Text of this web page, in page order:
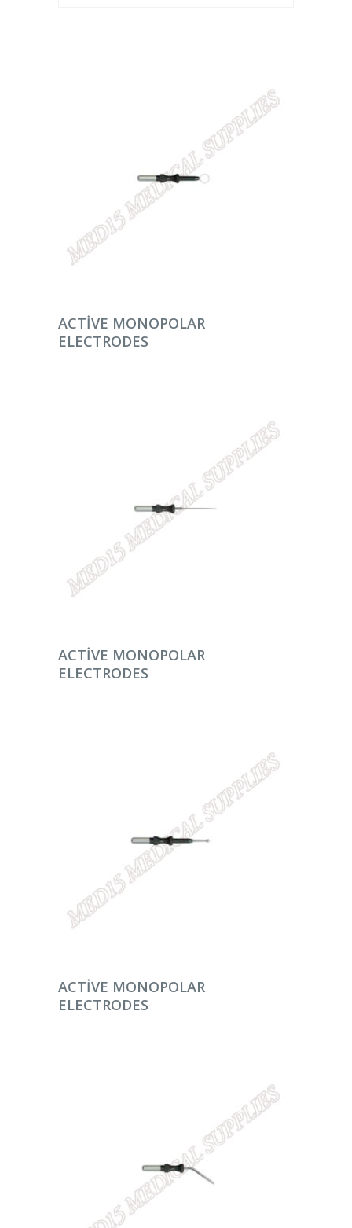
DEVAMINI OKU
ACTIVE MONOPOLAR
ELECTRODES
DEVAMINI OKU
ACTIVE MONOPOLAR
ELECTRODES
DEVAMINI OKU
ACTIVE MONOPOLAR
ELECTRODES